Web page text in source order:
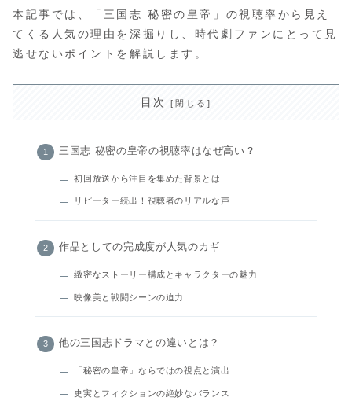
本記事では、「三国志 秘密の皇帝」の視聴率から見え
てくる人気の理由を深掘りし、時代劇ファンにとって見
逃せないポイントを解説します。
目次
三国志 秘密の皇帝の視聴率はなぜ高い？
初回放送から注目を集めた背景とは
リピーター続出！視聴者のリアルな声
作品としての完成度が人気のカギ
緻密なストーリー構成とキャラクターの魅力
映像美と戦闘シーンの迫力
他の三国志ドラマとの違いとは？
「秘密の皇帝」ならではの視点と演出
史実とフィクションの絶妙なバランス